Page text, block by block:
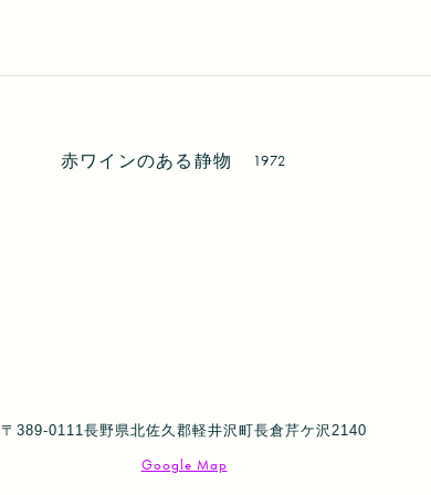
赤ワインのある静物 1972
〒389-0111長野県北佐久郡軽井沢町長倉芹ケ沢2140
Google Map